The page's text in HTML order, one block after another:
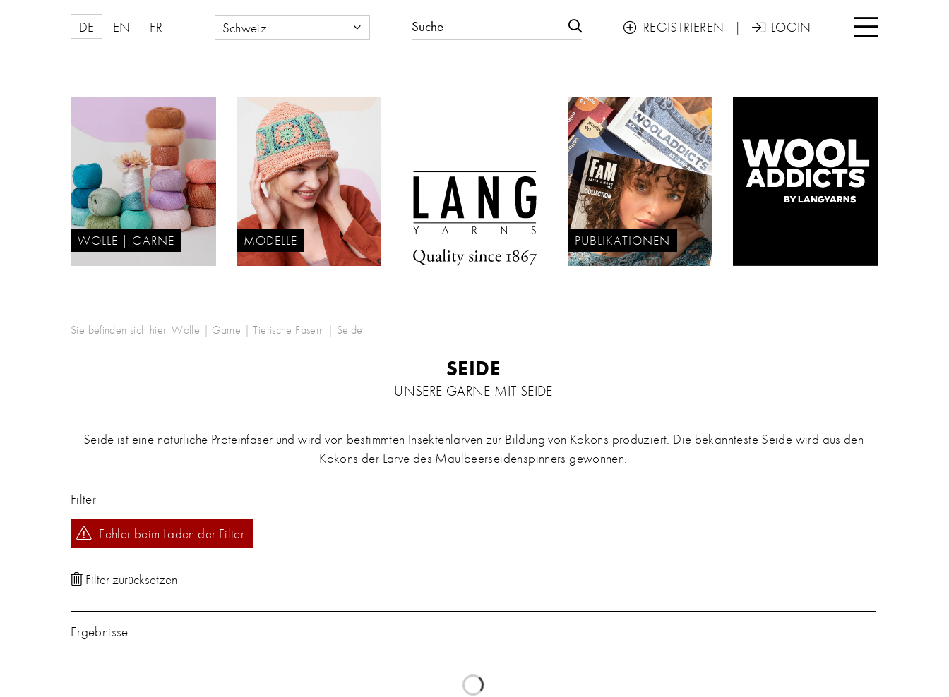
DE EN FR Schweiz  REGISTRIEREN |  LOGIN 
WOLLE | GARNE MODELLE PUBLIKATIONEN
Sie befinden sich hier: Wolle | Garne |Tierische Fasern | Seide
SEIDE
UNSERE GARNE MIT SEIDE
Seide ist eine natürliche Proteinfaser und wird von bestimmten Insektenlarven zur Bildung von Kokons produziert. Die bekannteste Seide wird aus den
Kokons der Larve des Maulbeerseidenspinners gewonnen.
Filter
Fehler beim Laden der Filter.
Ergebnisse